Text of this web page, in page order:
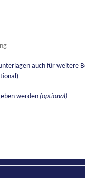
auch für weitere
werden (optional)